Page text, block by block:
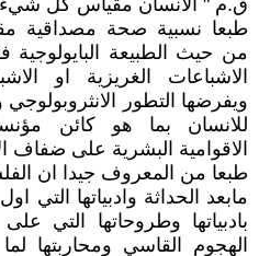
ق.م " الانسان مقياس كل
طبعا نسبية صحة مصداقية
من حيث الطبيعة
الاشباعات الغريزية او
ويفرضها التطور
للانسان بما هو كائن
الاقوامية البشرية على ضفاف
طبعا من المعروف جيدا ان
مابعد الحداثة وادبياتها
بادبياتها وطروحاتها التي
الهجوم القاسي ومحاربتها